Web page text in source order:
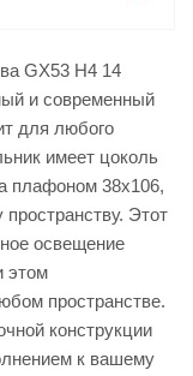
GX53 H4 14
и современный
для любого
имеет цоколь
плафоном 38x106,
Этот
освещение
этом
пространстве.
конструкции
к вашему